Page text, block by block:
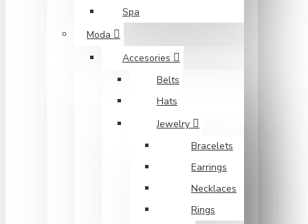
Spa
Moda
Accesories
Belts
Hats
Jewelry
Bracelets
Earrings
Necklaces
Rings